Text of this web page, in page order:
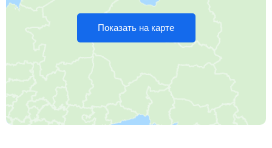
Показать на карте